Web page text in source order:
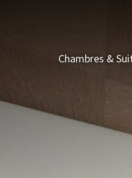
Chambres &